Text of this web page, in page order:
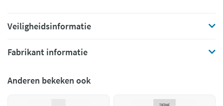
Veiligheidsinformatie
Fabrikant informatie
Anderen bekeken ook